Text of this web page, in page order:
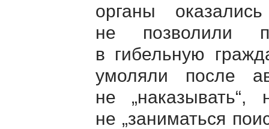
органы
не позволили
в гибельную
умоляли после
не „наказывать“,
не „заниматься